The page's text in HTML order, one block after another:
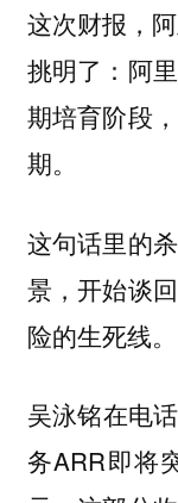
这次财报，
挑明了： 阿
期培育阶段
期。
这句话里的
景，开始谈
险的生死线。
吴泳铭在电
务ARR即将